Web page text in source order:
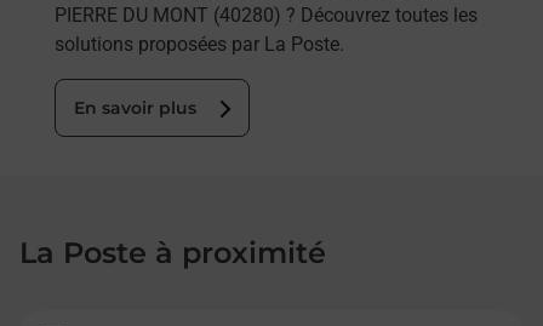
PIERRE DU MONT (40280) ? Découvrez toutes les
solutions proposées par La Poste.
En savoir plus
La Poste à proximité